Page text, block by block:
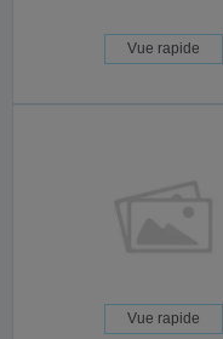
Vue rapide
Vue rapide